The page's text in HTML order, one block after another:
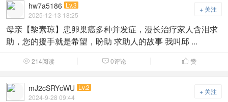
+ 关注
hw7a5186 Lv.3
2025-12-13 18:25
母亲【黎素琼】患卵巢癌多种并发症，漫长治疗家人含泪求
助，您的援手就是希望，盼助 求助人的故事 我叫邱 ...
 214阅读  0评论  赞
+ 关注
mJ2cSRYcWU Lv.2
2024-9-28 09:44